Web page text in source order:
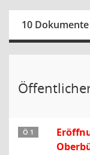
10 Dokumente
Ö 1